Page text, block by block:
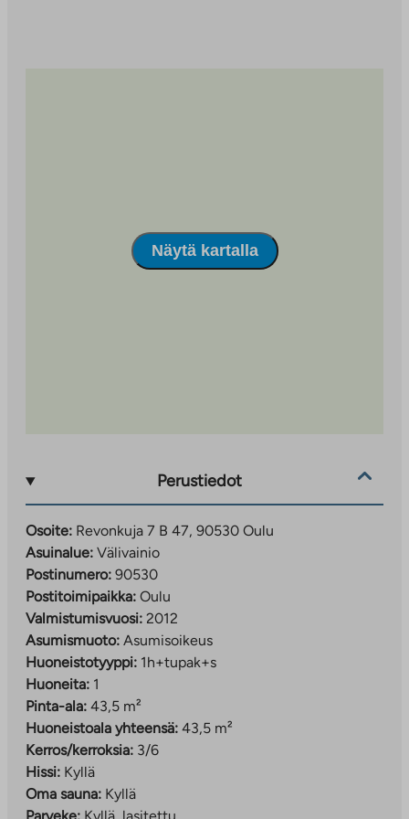
Näytä kartalla
Perustiedot
Osoite: Revonkuja 7 B 47, 90530 Oulu
Asuinalue: Välivainio
Postinumero: 90530
Postitoimipaikka: Oulu
Valmistumisvuosi: 2012
Asumismuoto: Asumisoikeus
Huoneistotyyppi: 1h+tupak+s
Huoneita: 1
Pinta-ala: 43,5 m²
Huoneistoala yhteensä: 43,5 m²
Kerros/kerroksia: 3/6
Hissi: Kyllä
Oma sauna: Kyllä